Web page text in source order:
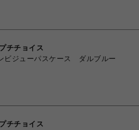
チチョイス
ビジューパスケース ダルブルー
チチョイス